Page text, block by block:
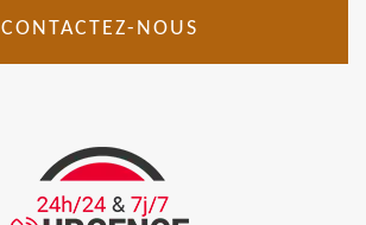
CONTACTEZ-NOUS